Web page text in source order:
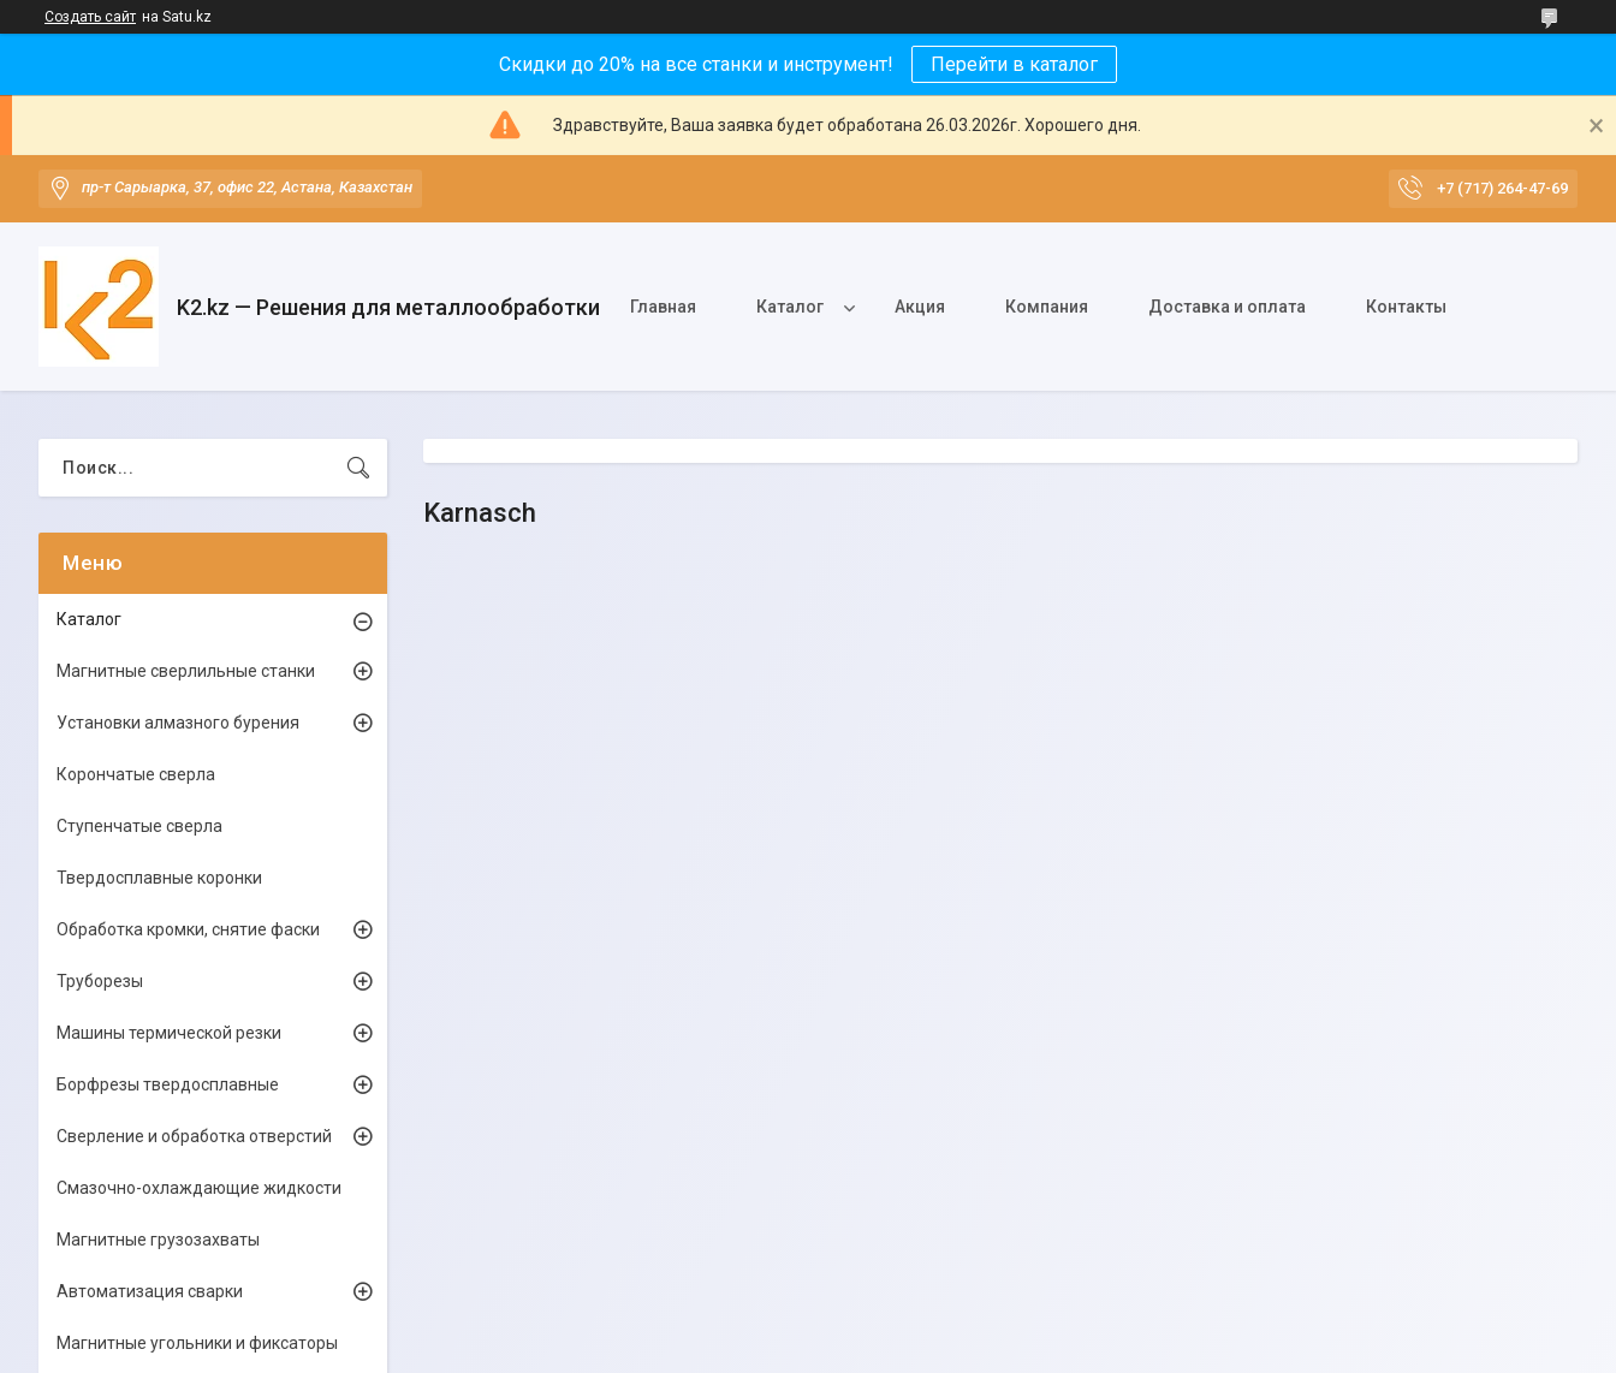
Создать сайт на Satu.kz
Скидки до 20% на все станки и инструмент! Перейти в каталог
Здравствуйте, Ваша заявка будет обработана 26.03.2026г. Хорошего дня.
пр-т Сарыарка, 37, офис 22, Астана, Казахстан +7 (717) 264-47-69
K2.kz — Решения для металлообработки Главная Каталог Акция Компания Доставка и оплата Контакты
Karnasch
Каталог
Магнитные сверлильные станки
Установки алмазного бурения
Корончатые сверла
Ступенчатые сверла
Твердосплавные коронки
Обработка кромки, снятие фаски
Труборезы
Машины термической резки
Борфрезы твердосплавные
Сверление и обработка отверстий
Смазочно-охлаждающие жидкости
Магнитные грузозахваты
Автоматизация сварки
Магнитные угольники и фиксаторы